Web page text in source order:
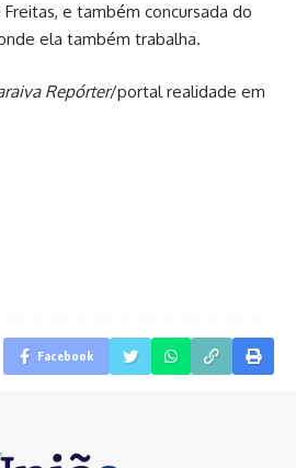
e também concursada do
ela também trabalha.
Repórter/portal realidade em
Facebook